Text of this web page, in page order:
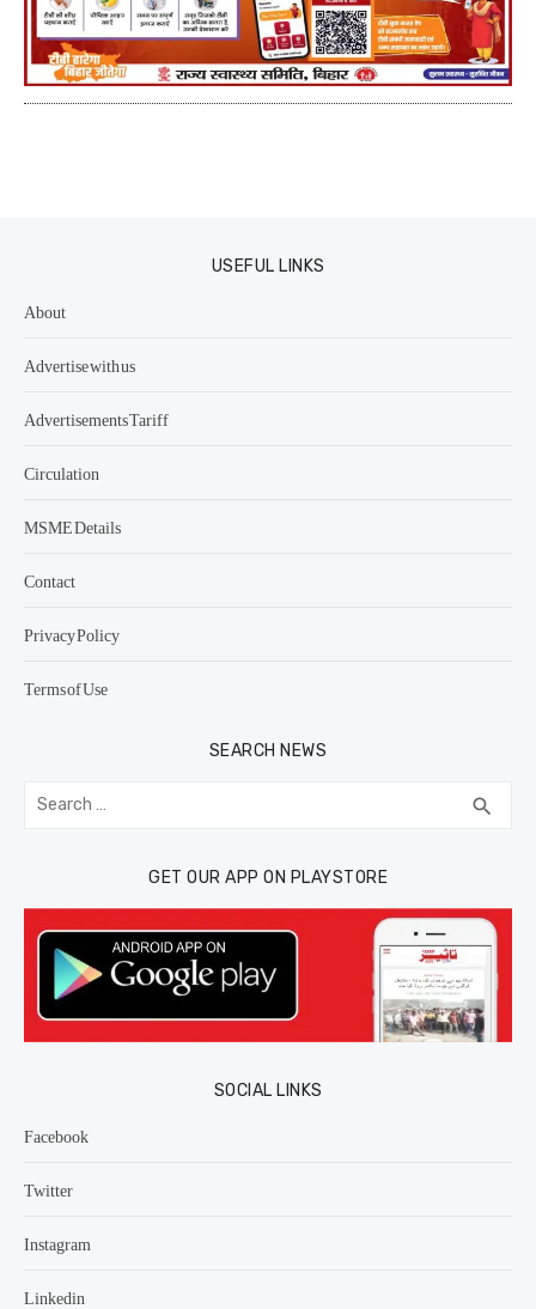
USEFUL LINKS
About
Advertise with us
Advertisements Tariff
Circulation
MSME Details
Contact
Privacy Policy
Terms of Use
SEARCH NEWS
Search
for: search
GET OUR APP ON PLAYSTORE
SOCIAL LINKS
Facebook
Twitter
Instagram
Linkedin